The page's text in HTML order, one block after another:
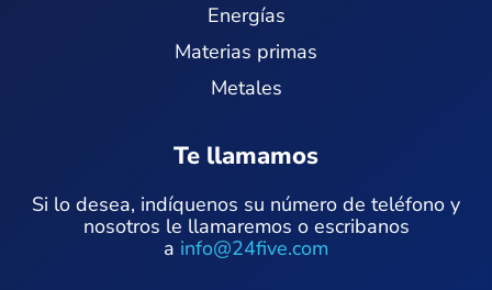
Energías
Materias primas
Metales
Te llamamos
Si lo desea, indíquenos su número de teléfono y
nosotros le llamaremos o escribanos
a info@24five.com